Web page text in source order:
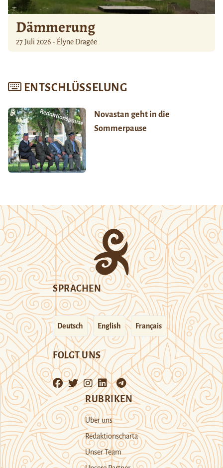
Dämmerung
27 Juli 2026 - Élyne Dragée
ENTSCHLÜSSELUNG
Novastan geht in die
Sommerpause
SPRACHEN
Deutsch English Français
FOLGT UNS
RUBRIKEN
Über uns
Redaktionscharta
Unser Team